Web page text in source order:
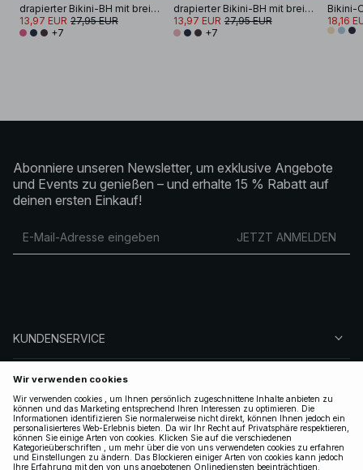
drapierter Bikini-BH mit breiten Trägern
13,97 EUR 27,95 EUR
+7
drapierter Bikini-BH mit breiten Trägern
13,97 EUR 27,95 EUR
+7
18,16
Abonniere unseren Newsletter, um exklusive Angebote
und Events zu genießen – und erhalte 15 % Rabatt auf
deinen ersten Einkauf!
JETZT ANMELDEN
KUNDENSERVICE
ÜBER NA-KD
FOLGEN SIE UNS
LEGAL